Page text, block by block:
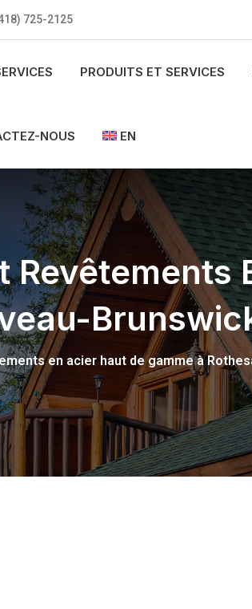
725-2125
PRODUITS ET SERVICES
NOUS EN
en acier haut de gamme à